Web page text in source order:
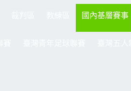
國內基層賽事